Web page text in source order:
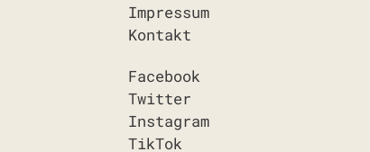
Impressum
Kontakt
Facebook
Twitter
Instagram
TikTok